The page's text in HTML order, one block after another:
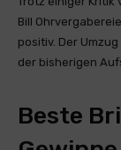
Bill
positiv. Der
der bisherigen
Beste